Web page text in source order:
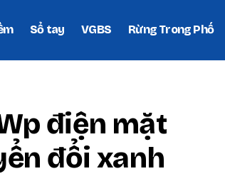
Sổ tay VGBS Rừng Trong Phố
điện mặt
đổi xanh